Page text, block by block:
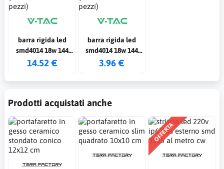
barra rigida led
smd4014 18w 144
led/m l:1m 3000k
pezzi)
14.52 €
barra rigida led
smd4014 18w 144
led/m l:1m 3000k
pezzi)
3.96 €
Prodotti acquistati anche
OFFERTA